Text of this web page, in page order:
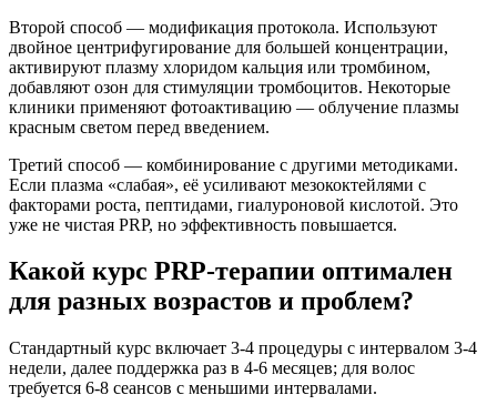
Второй способ — модификация протокола. Используют
двойное центрифугирование для большей концентрации,
активируют плазму хлоридом кальция или тромбином,
добавляют озон для стимуляции тромбоцитов. Некоторые
клиники применяют фотоактивацию — облучение плазмы
красным светом перед введением.
Третий способ — комбинирование с другими методиками.
Если плазма «слабая», её усиливают мезококтейлями с
факторами роста, пептидами, гиалуроновой кислотой. Это
уже не чистая PRP, но эффективность повышается.
Какой курс PRP-терапии оптимален
для разных возрастов и проблем?
Стандартный курс включает 3-4 процедуры с интервалом 3-4
недели, далее поддержка раз в 4-6 месяцев; для волос
требуется 6-8 сеансов с меньшими интервалами.